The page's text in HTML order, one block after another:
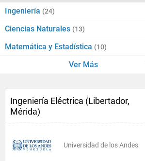
Ingeniería (24)
Ciencias Naturales (13)
Matemática y Estadística (10)
Ver Más
Ingeniería Eléctrica (Libertador,
Mérida)
Universidad de los Andes